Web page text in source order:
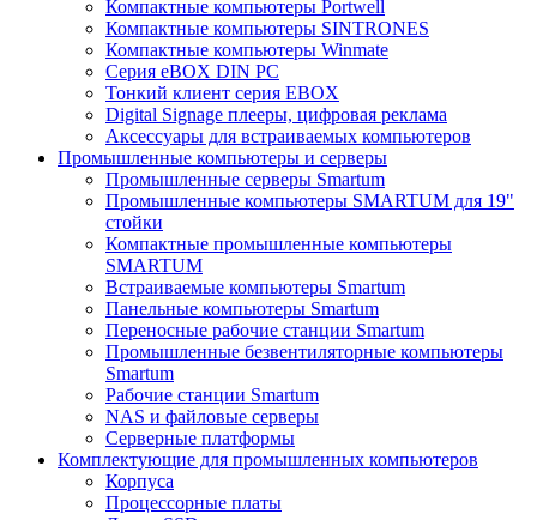
Компактные компьютеры Portwell
Компактные компьютеры SINTRONES
Компактные компьютеры Winmate
Серия eBOX DIN PC
Тонкий клиент серия EBOX
Digital Signage плееры, цифровая реклама
Аксессуары для встраиваемых компьютеров
Промышленные компьютеры и серверы
Промышленные серверы Smartum
Промышленные компьютеры SMARTUM для 19"
стойки
Компактные промышленные компьютеры
SMARTUM
Встраиваемые компьютеры Smartum
Панельные компьютеры Smartum
Переносные рабочие станции Smartum
Промышленные безвентиляторные компьютеры
Smartum
Рабочие станции Smartum
NAS и файловые серверы
Серверные платформы
Комплектующие для промышленных компьютеров
Корпуса
Процессорные платы